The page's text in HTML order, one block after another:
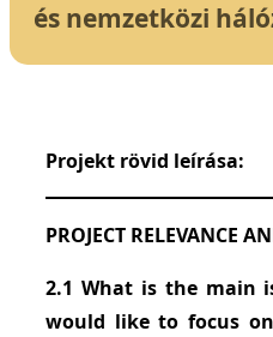
és nemzetközi
Projekt rövid leírása:
PROJECT RELEVANCE
2.1 What is the main
would like to focus